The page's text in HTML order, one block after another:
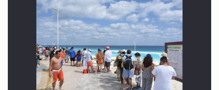
y más de 50 cartuchos
10 de Julio de 2026
Instalan mesa de seguridad para conductores de ERT
9 de Julio de 2026
Que tiradero
Turismo nacional sostiene al sector en México: 7.5 de
cada 10 huéspedes son mexicanos